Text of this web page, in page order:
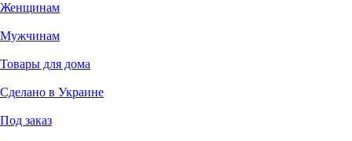
Женщинам
Мужчинам
Товары для дома
Сделано в Украине
Под заказ